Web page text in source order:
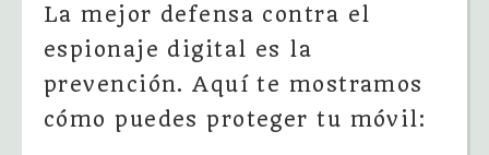
La mejor defensa contra el
espionaje digital es la
prevención. Aquí te mostramos
cómo puedes proteger tu móvil: